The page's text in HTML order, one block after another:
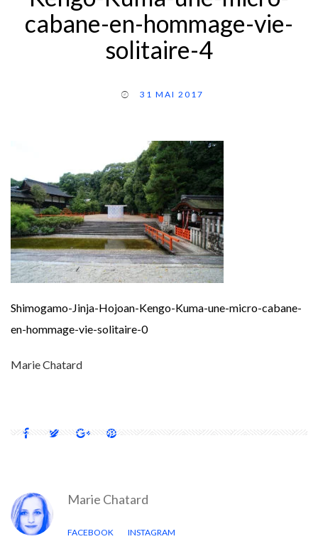
cabane-en-hommage-vie-
solitaire-4
31 MAI 2017
Shimogamo-Jinja-Hojoan-Kengo-Kuma-une-micro-cabane-
en-hommage-vie-solitaire-0
Marie Chatard
Marie Chatard
FACEBOOK INSTAGRAM